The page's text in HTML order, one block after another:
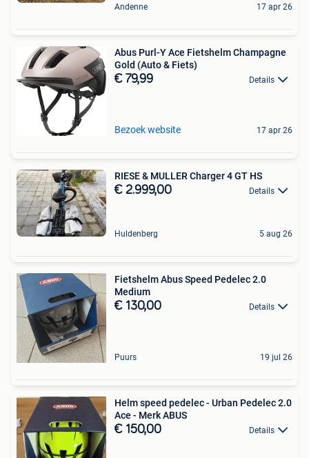
Andenne 17 apr 26
Abus Purl-Y Ace Fietshelm Champagne
Gold (Auto & Fiets)
€ 79,99 Details
Bezoek website 17 apr 26
RIESE & MULLER Charger 4 GT HS
€ 2.999,00 Details
Huldenberg 5 aug 26
Fietshelm Abus Speed Pedelec 2.0
Medium
€ 130,00 Details
Puurs 19 jul 26
Helm speed pedelec - Urban Pedelec 2.0
Ace - Merk ABUS
€ 150,00 Details